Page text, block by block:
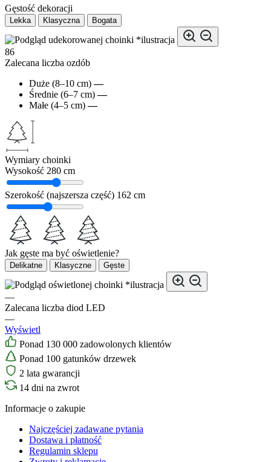
Gęstość dekoracji
Lekka Klasyczna Bogata
*ilustracja
86
Zalecana liczba ozdób
Duże (8–10 cm) —
Średnie (6–7 cm) —
Małe (4–5 cm) —
Wymiary choinki
Wysokość 280 cm
Szerokość (najszersza część) 162 cm
Jak gęste ma być oświetlenie?
Delikatne Klasyczne Gęste
*ilustracja
—
Zalecana liczba diod LED
—
Wyświetl
Ponad 130 000 zadowolonych klientów
Ponad 100 gatunków drzewek
2 lata gwarancji
14 dni na zwrot
Informacje o zakupie
Najczęściej zadawane pytania
Dostawa i płatność
Regulamin sklepu